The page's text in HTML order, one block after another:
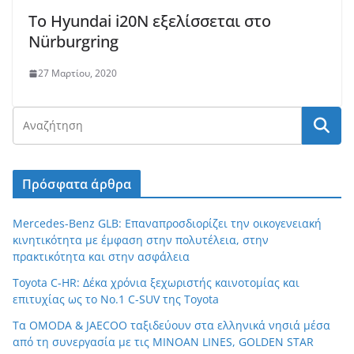
Το Hyundai i20N εξελίσσεται στο
Nürburgring
27 Μαρτίου, 2020
Πρόσφατα άρθρα
Mercedes-Benz GLB: Επαναπροσδιορίζει την οικογενειακή
κινητικότητα με έμφαση στην πολυτέλεια, στην
πρακτικότητα και στην ασφάλεια
Toyota C-HR: Δέκα χρόνια ξεχωριστής καινοτομίας και
επιτυχίας ως το Νο.1 C-SUV της Toyota
Τα OMODA & JAECOO ταξιδεύουν στα ελληνικά νησιά μέσα
από τη συνεργασία με τις MINOAN LINES, GOLDEN STAR